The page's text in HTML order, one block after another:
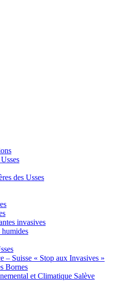
des Usses
invasives
humides
– Suisse « Stop aux Invasives »
Bornes
et Climatique Salève